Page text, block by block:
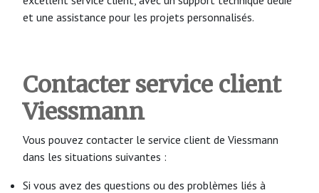
et une assistance pour les projets personnalisés.
Contacter service client
Viessmann
Vous pouvez contacter le service client de Viessmann
dans les situations suivantes :
Si vous avez des questions ou des problèmes liés à